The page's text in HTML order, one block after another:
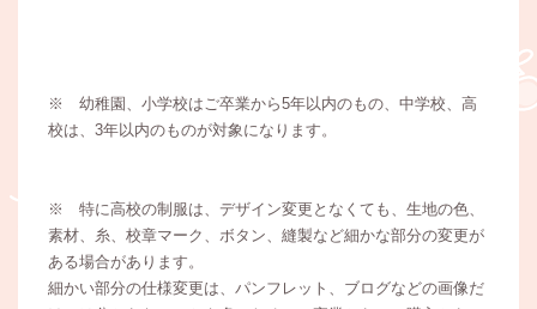
※ 幼稚園、小学校はご卒業から5年以内のもの、中学校、高
校は、3年以内のものが対象になります。
※ 特に高校の制服は、デザイン変更となくても、生地の色、
素材、糸、校章マーク、ボタン、縫製など細かな部分の変更が
ある場合があります。
細かい部分の仕様変更は、パンフレット、ブログなどの画像だ